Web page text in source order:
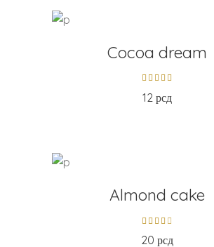
ADD TO CART
Cocoa dream
12 рсд
ADD TO CART
Almond cake
20 рсд